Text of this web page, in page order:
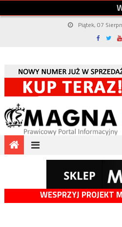
Piątek, 07
WESPRZYJ PROJEKT